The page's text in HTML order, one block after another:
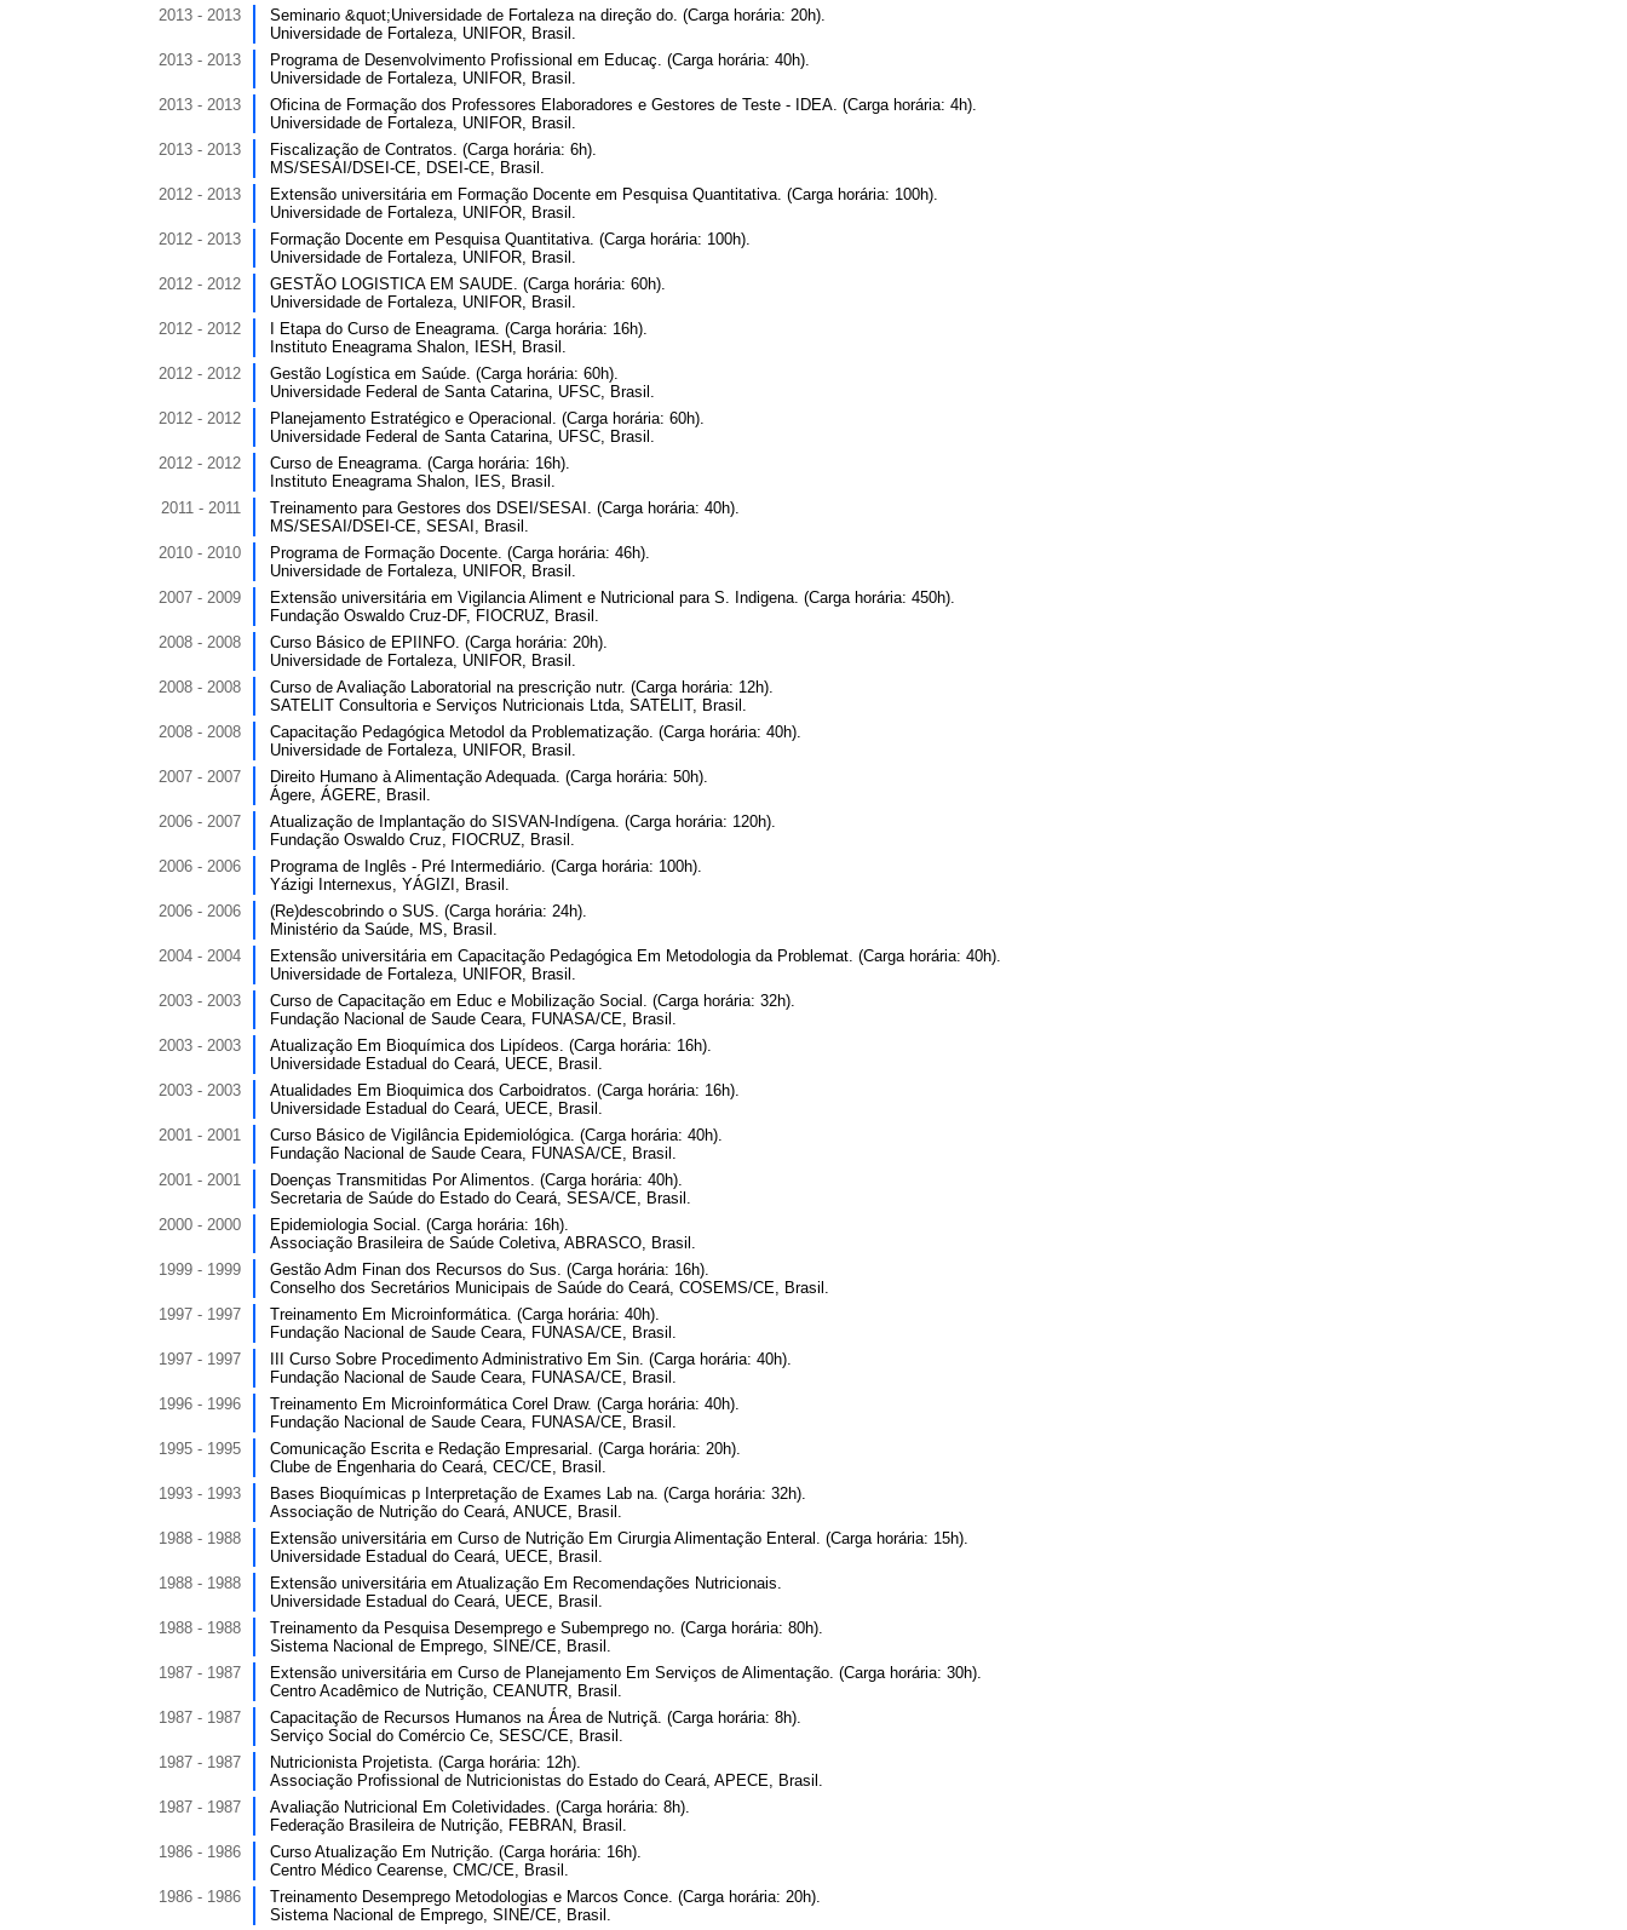
2013 - 2013
Seminario &quot;Universidade de Fortaleza na direção do. (Carga horária: 20h).
Universidade de Fortaleza, UNIFOR, Brasil.
2013 - 2013
Programa de Desenvolvimento Profissional em Educaç. (Carga horária: 40h).
Universidade de Fortaleza, UNIFOR, Brasil.
2013 - 2013
Oficina de Formação dos Professores Elaboradores e Gestores de Teste - IDEA. (Carga horária: 4h).
Universidade de Fortaleza, UNIFOR, Brasil.
2013 - 2013
Fiscalização de Contratos. (Carga horária: 6h).
MS/SESAI/DSEI-CE, DSEI-CE, Brasil.
2012 - 2013
Extensão universitária em Formação Docente em Pesquisa Quantitativa. (Carga horária: 100h).
Universidade de Fortaleza, UNIFOR, Brasil.
2012 - 2013
Formação Docente em Pesquisa Quantitativa. (Carga horária: 100h).
Universidade de Fortaleza, UNIFOR, Brasil.
2012 - 2012
GESTÃO LOGISTICA EM SAUDE. (Carga horária: 60h).
Universidade de Fortaleza, UNIFOR, Brasil.
2012 - 2012
I Etapa do Curso de Eneagrama. (Carga horária: 16h).
Instituto Eneagrama Shalon, IESH, Brasil.
2012 - 2012
Gestão Logística em Saúde. (Carga horária: 60h).
Universidade Federal de Santa Catarina, UFSC, Brasil.
2012 - 2012
Planejamento Estratégico e Operacional. (Carga horária: 60h).
Universidade Federal de Santa Catarina, UFSC, Brasil.
2012 - 2012
Curso de Eneagrama. (Carga horária: 16h).
Instituto Eneagrama Shalon, IES, Brasil.
2011 - 2011
Treinamento para Gestores dos DSEI/SESAI. (Carga horária: 40h).
MS/SESAI/DSEI-CE, SESAI, Brasil.
2010 - 2010
Programa de Formação Docente. (Carga horária: 46h).
Universidade de Fortaleza, UNIFOR, Brasil.
2007 - 2009
Extensão universitária em Vigilancia Aliment e Nutricional para S. Indigena. (Carga horária: 450h).
Fundação Oswaldo Cruz-DF, FIOCRUZ, Brasil.
2008 - 2008
Curso Básico de EPIINFO. (Carga horária: 20h).
Universidade de Fortaleza, UNIFOR, Brasil.
2008 - 2008
Curso de Avaliação Laboratorial na prescrição nutr. (Carga horária: 12h).
SATELIT Consultoria e Serviços Nutricionais Ltda, SATELIT, Brasil.
2008 - 2008
Capacitação Pedagógica Metodol da Problematização. (Carga horária: 40h).
Universidade de Fortaleza, UNIFOR, Brasil.
2007 - 2007
Direito Humano à Alimentação Adequada. (Carga horária: 50h).
Ágere, ÁGERE, Brasil.
2006 - 2007
Atualização de Implantação do SISVAN-Indígena. (Carga horária: 120h).
Fundação Oswaldo Cruz, FIOCRUZ, Brasil.
2006 - 2006
Programa de Inglês - Pré Intermediário. (Carga horária: 100h).
Yázigi Internexus, YÁGIZI, Brasil.
2006 - 2006
(Re)descobrindo o SUS. (Carga horária: 24h).
Ministério da Saúde, MS, Brasil.
2004 - 2004
Extensão universitária em Capacitação Pedagógica Em Metodologia da Problemat. (Carga horária: 40h).
Universidade de Fortaleza, UNIFOR, Brasil.
2003 - 2003
Curso de Capacitação em Educ e Mobilização Social. (Carga horária: 32h).
Fundação Nacional de Saude Ceara, FUNASA/CE, Brasil.
2003 - 2003
Atualização Em Bioquímica dos Lipídeos. (Carga horária: 16h).
Universidade Estadual do Ceará, UECE, Brasil.
2003 - 2003
Atualidades Em Bioquimica dos Carboidratos. (Carga horária: 16h).
Universidade Estadual do Ceará, UECE, Brasil.
2001 - 2001
Curso Básico de Vigilância Epidemiológica. (Carga horária: 40h).
Fundação Nacional de Saude Ceara, FUNASA/CE, Brasil.
2001 - 2001
Doenças Transmitidas Por Alimentos. (Carga horária: 40h).
Secretaria de Saúde do Estado do Ceará, SESA/CE, Brasil.
2000 - 2000
Epidemiologia Social. (Carga horária: 16h).
Associação Brasileira de Saúde Coletiva, ABRASCO, Brasil.
1999 - 1999
Gestão Adm Finan dos Recursos do Sus. (Carga horária: 16h).
Conselho dos Secretários Municipais de Saúde do Ceará, COSEMS/CE, Brasil.
1997 - 1997
Treinamento Em Microinformática. (Carga horária: 40h).
Fundação Nacional de Saude Ceara, FUNASA/CE, Brasil.
1997 - 1997
III Curso Sobre Procedimento Administrativo Em Sin. (Carga horária: 40h).
Fundação Nacional de Saude Ceara, FUNASA/CE, Brasil.
1996 - 1996
Treinamento Em Microinformática Corel Draw. (Carga horária: 40h).
Fundação Nacional de Saude Ceara, FUNASA/CE, Brasil.
1995 - 1995
Comunicação Escrita e Redação Empresarial. (Carga horária: 20h).
Clube de Engenharia do Ceará, CEC/CE, Brasil.
1993 - 1993
Bases Bioquímicas p Interpretação de Exames Lab na. (Carga horária: 32h).
Associação de Nutrição do Ceará, ANUCE, Brasil.
1988 - 1988
Extensão universitária em Curso de Nutrição Em Cirurgia Alimentação Enteral. (Carga horária: 15h).
Universidade Estadual do Ceará, UECE, Brasil.
1988 - 1988
Extensão universitária em Atualização Em Recomendações Nutricionais.
Universidade Estadual do Ceará, UECE, Brasil.
1988 - 1988
Treinamento da Pesquisa Desemprego e Subemprego no. (Carga horária: 80h).
Sistema Nacional de Emprego, SINE/CE, Brasil.
1987 - 1987
Extensão universitária em Curso de Planejamento Em Serviços de Alimentação. (Carga horária: 30h).
Centro Acadêmico de Nutrição, CEANUTR, Brasil.
1987 - 1987
Capacitação de Recursos Humanos na Área de Nutriçã. (Carga horária: 8h).
Serviço Social do Comércio Ce, SESC/CE, Brasil.
1987 - 1987
Nutricionista Projetista. (Carga horária: 12h).
Associação Profissional de Nutricionistas do Estado do Ceará, APECE, Brasil.
1987 - 1987
Avaliação Nutricional Em Coletividades. (Carga horária: 8h).
Federação Brasileira de Nutrição, FEBRAN, Brasil.
1986 - 1986
Curso Atualização Em Nutrição. (Carga horária: 16h).
Centro Médico Cearense, CMC/CE, Brasil.
1986 - 1986
Treinamento Desemprego Metodologias e Marcos Conce. (Carga horária: 20h).
Sistema Nacional de Emprego, SINE/CE, Brasil.